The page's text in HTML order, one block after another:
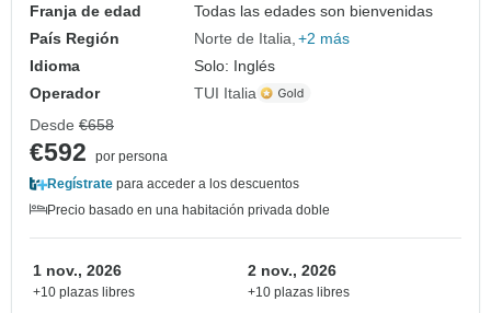
Franja de edad
Todas las edades son bienvenidas
País Región
Norte de Italia +2 más
Idioma
Solo: Inglés
Operador
TUI Italia
Desde €658
€592
por persona
Regístrate para acceder a los descuentos
Precio basado en una habitación privada doble
1 nov., 2026
+10 plazas libres
2 nov., 2026
+10 plazas libres